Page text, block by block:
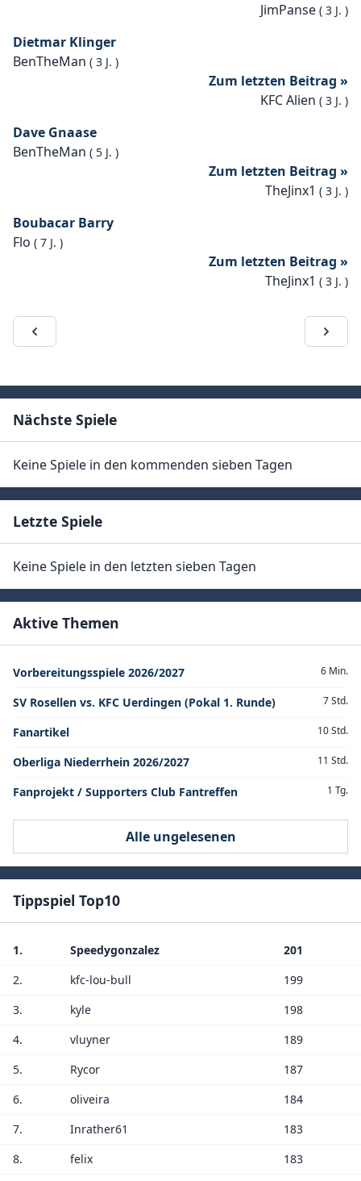
JimPanse ( 3 J. )
Dietmar Klinger
BenTheMan ( 3 J. )
Zum letzten Beitrag »
KFC Alien ( 3 J. )
Dave Gnaase
BenTheMan ( 5 J. )
Zum letzten Beitrag »
TheJinx1 ( 3 J. )
Boubacar Barry
Flo ( 7 J. )
Zum letzten Beitrag »
TheJinx1 ( 3 J. )
Nächste Spiele
Keine Spiele in den kommenden sieben Tagen
Letzte Spiele
Keine Spiele in den letzten sieben Tagen
Aktive Themen
Vorbereitungsspiele 2026/2027 6 Min.
SV Rosellen vs. KFC Uerdingen (Pokal 1. Runde) 7 Std.
Fanartikel 10 Std.
Oberliga Niederrhein 2026/2027 11 Std.
Fanprojekt / Supporters Club Fantreffen 1 Tg.
Alle ungelesenen
Tippspiel Top10
1. Speedygonzalez
201
2.
kfc-lou-bull
199
3.
kyle
198
4.
vluyner
189
5.
Rycor
187
6.
oliveira
184
7.
Inrather61
183
8.
felix 183